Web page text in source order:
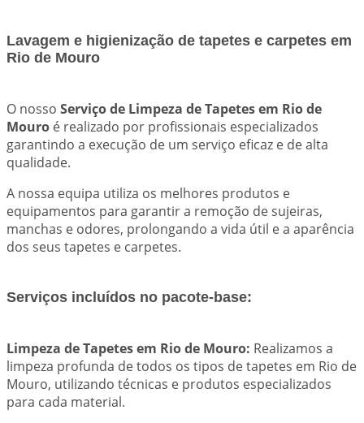
Lavagem e higienização de tapetes e carpetes em
Rio de Mouro
O nosso Serviço de Limpeza de Tapetes em Rio de
Mouro é realizado por profissionais especializados
garantindo a execução de um serviço eficaz e de alta
qualidade.
A nossa equipa utiliza os melhores produtos e
equipamentos para garantir a remoção de sujeiras,
manchas e odores, prolongando a vida útil e a aparência
dos seus tapetes e carpetes.
Serviços incluídos no pacote-base:
Limpeza de Tapetes em Rio de Mouro: Realizamos a
limpeza profunda de todos os tipos de tapetes em Rio de
Mouro, utilizando técnicas e produtos especializados
para cada material.